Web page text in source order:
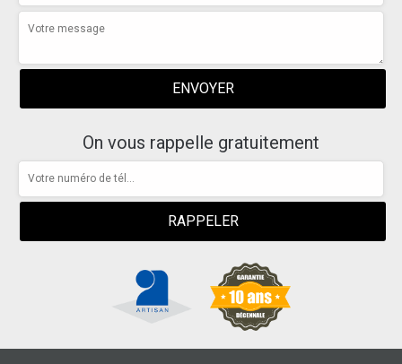
On vous rappelle gratuitement